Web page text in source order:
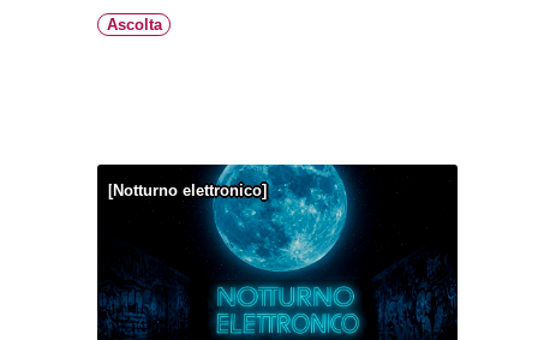
Ascolta
Notturno elettronico